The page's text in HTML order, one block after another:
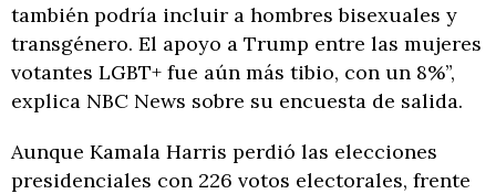
también podría incluir a hombres bisexuales y
transgénero. El apoyo a Trump entre las mujeres
votantes LGBT+ fue aún más tibio, con un 8%”,
explica NBC News sobre su encuesta de salida.
Aunque Kamala Harris perdió las elecciones
presidenciales con 226 votos electorales, frente